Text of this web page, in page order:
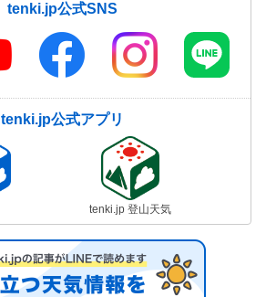
tenki.jp公式SNS
tenki.jp公式アプリ
tenki.jp 登山天気